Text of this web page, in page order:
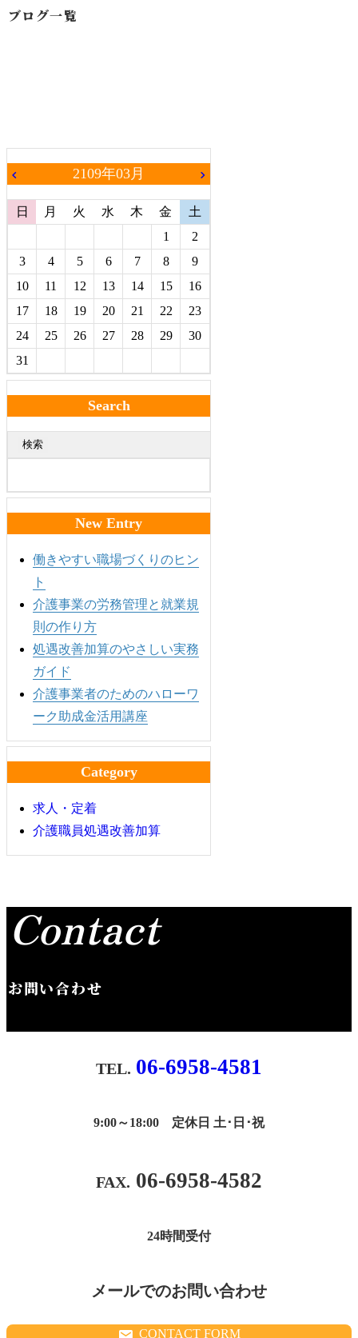
ブログ一覧
chevron_left 2109年03月 chevron_right
日 月 火 水 木 金
土
1
2
3
4 5 6 7 8
9
10
11 12 13 14 15
16
17
18 19 20 21 22
23
24
25 26 27 28 29
30
31
Search
検索
New Entry
働きやすい職場づくりのヒン
ト
介護事業の労務管理と就業規
則の作り方
処遇改善加算のやさしい実務
ガイド
介護事業者のためのハローワ
ーク助成金活用講座
Category
求人・定着
介護職員処遇改善加算
Contact
お問い合わせ
06-6958-4581
9:00～18:00 定休日 土･日･祝
06-6958-4582
24時間受付
メールでのお問い合わせ
CONTACT FORM